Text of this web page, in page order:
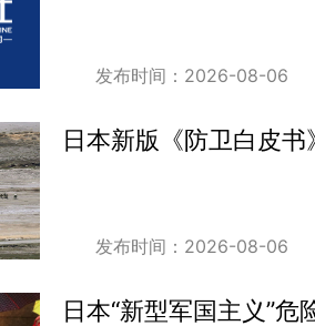
发布时间：2026-08-06
日本新版《防卫白皮
发布时间：2026-08-06
日本“新型军国主义”危